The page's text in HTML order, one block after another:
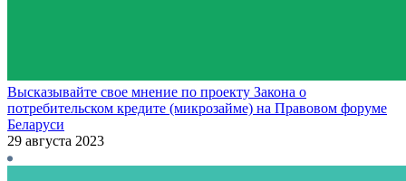
Высказывайте свое мнение по проекту Закона о
потребительском кредите (микрозайме) на Правовом форуме
Беларуси
29 августа 2023